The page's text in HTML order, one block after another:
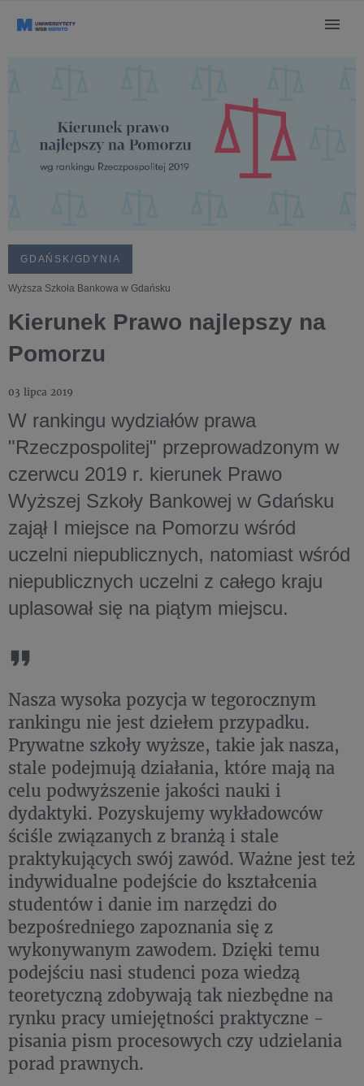
GDAŃSK/GDYNIA
Wyższa Szkoła Bankowa w Gdańsku
Kierunek Prawo najlepszy na
Pomorzu
03 lipca 2019
W rankingu wydziałów prawa
"Rzeczpospolitej" przeprowadzonym w
czerwcu 2019 r. kierunek Prawo
Wyższej Szkoły Bankowej w Gdańsku
zajął I miejsce na Pomorzu wśród
uczelni niepublicznych, natomiast wśród
niepublicznych uczelni z całego kraju
uplasował się na piątym miejscu.
Nasza wysoka pozycja w tegorocznym
rankingu nie jest dziełem przypadku.
Prywatne szkoły wyższe, takie jak nasza,
stale podejmują działania, które mają na
celu podwyższenie jakości nauki i
dydaktyki. Pozyskujemy wykładowców
ściśle związanych z branżą i stale
praktykujących swój zawód. Ważne jest też
indywidualne podejście do kształcenia
studentów i danie im narzędzi do
bezpośredniego zapoznania się z
wykonywanym zawodem. Dzięki temu
podejściu nasi studenci poza wiedzą
teoretyczną zdobywają tak niezbędne na
rynku pracy umiejętności praktyczne -
pisania pism procesowych czy udzielania
porad prawnych.